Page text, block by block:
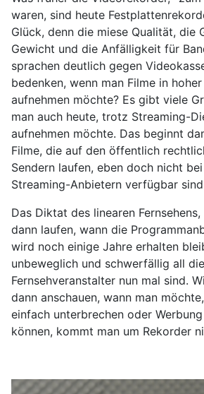
waren, sind heute
Glück, denn die miese Qualität, die
Gewicht und die Anfälligkeit für
sprachen deutlich gegen
bedenken, wenn man Filme in
aufnehmen möchte? Es gibt viele
man auch heute, trotz Streaming-
aufnehmen möchte. Das beginnt
Filme, die auf den öffentlich
Sendern laufen, eben doch nicht
Streaming-Anbietern verfügbar
Das Diktat des linearen
dann laufen, wann die
wird noch einige Jahre erhalten
unbeweglich und schwerfällig all
Fernsehveranstalter nun mal sind.
dann anschauen, wann man
einfach unterbrechen oder
können, kommt man um Rekorder